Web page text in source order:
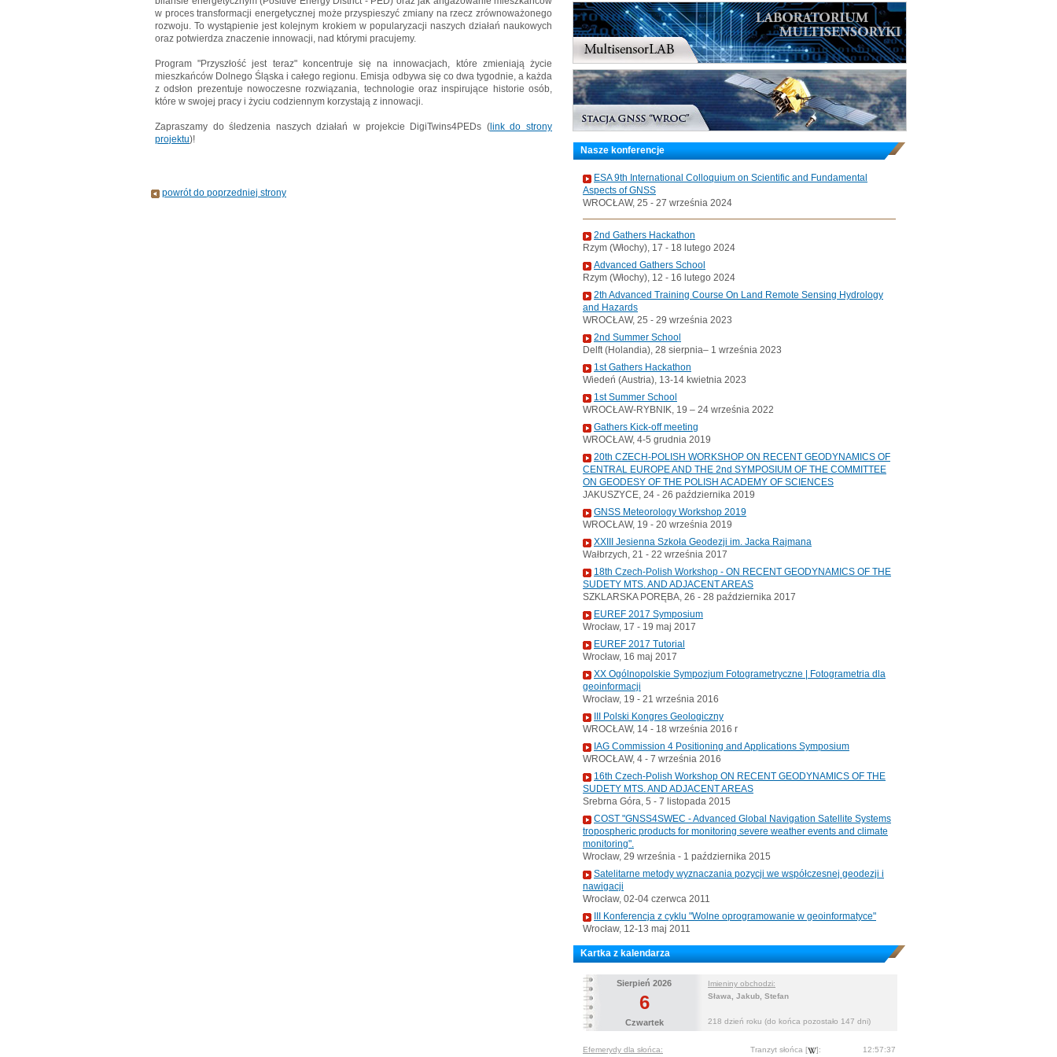
w proces transformacji energetycznej może przyspieszyć zmiany na rzecz zrównoważonego
rozwoju. To wystąpienie jest kolejnym krokiem w popularyzacji naszych działań naukowych
oraz potwierdza znaczenie innowacji, nad którymi pracujemy.
Program "Przyszłość jest teraz" koncentruje się na innowacjach, które zmieniają życie
mieszkańców Dolnego Śląska i całego regionu. Emisja odbywa się co dwa tygodnie, a każda
z odsłon prezentuje nowoczesne rozwiązania, technologie oraz inspirujące historie osób,
które w swojej pracy i życiu codziennym korzystają z innowacji.
Zapraszamy do śledzenia naszych działań w projekcie DigiTwins4PEDs (link do strony
projektu)!
powrót do poprzedniej strony
Nasze konferencje
ESA 9th International Colloquium on Scientific and Fundamental
Aspects of GNSS
WROCŁAW, 25 - 27 września 2024
2nd Gathers Hackathon
Rzym (Włochy), 17 - 18 lutego 2024
Advanced Gathers School
Rzym (Włochy), 12 - 16 lutego 2024
2th Advanced Training Course On Land Remote Sensing Hydrology
and Hazards
WROCŁAW, 25 - 29 września 2023
2nd Summer School
Delft (Holandia), 28 sierpnia– 1 września 2023
1st Gathers Hackathon
Wiedeń (Austria), 13-14 kwietnia 2023
1st Summer School
WROCŁAW-RYBNIK, 19 – 24 września 2022
Gathers Kick-off meeting
WROCŁAW, 4-5 grudnia 2019
20th CZECH-POLISH WORKSHOP ON RECENT GEODYNAMICS OF
CENTRAL EUROPE AND THE 2nd SYMPOSIUM OF THE COMMITTEE
ON GEODESY OF THE POLISH ACADEMY OF SCIENCES
JAKUSZYCE, 24 - 26 października 2019
GNSS Meteorology Workshop 2019
WROCŁAW, 19 - 20 września 2019
XXIII Jesienna Szkoła Geodezji im. Jacka Rajmana
Wałbrzych, 21 - 22 września 2017
18th Czech-Polish Workshop - ON RECENT GEODYNAMICS OF THE
SUDETY MTS. AND ADJACENT AREAS
SZKLARSKA PORĘBA, 26 - 28 października 2017
EUREF 2017 Symposium
Wrocław, 17 - 19 maj 2017
EUREF 2017 Tutorial
Wrocław, 16 maj 2017
XX Ogólnopolskie Sympozjum Fotogrametryczne | Fotogrametria dla
geoinformacji
Wrocław, 19 - 21 września 2016
III Polski Kongres Geologiczny
WROCŁAW, 14 - 18 września 2016 r
IAG Commission 4 Positioning and Applications Symposium
WROCŁAW, 4 - 7 września 2016
16th Czech-Polish Workshop ON RECENT GEODYNAMICS OF THE
SUDETY MTS. AND ADJACENT AREAS
Srebrna Góra, 5 - 7 listopada 2015
COST "GNSS4SWEC - Advanced Global Navigation Satellite Systems
tropospheric products for monitoring severe weather events and climate
monitoring".
Wrocław, 29 września - 1 października 2015
Satelitarne metody wyznaczania pozycji we współczesnej geodezji i
nawigacji
Wrocław, 02-04 czerwca 2011
III Konferencja z cyklu "Wolne oprogramowanie w geoinformatyce"
Wrocław, 12-13 maj 2011
Kartka z kalendarza
Sierpień 2026
Imieniny obchodzi:
Sława, Jakub, Stefan
218 dzień roku (do końca pozostało 147 dni)
6
Czwartek
Efemerydy dla słońca: Tranzyt słońca [ ]: 12:57:37